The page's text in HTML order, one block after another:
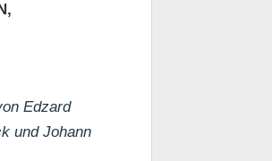
Edzard
und Johann